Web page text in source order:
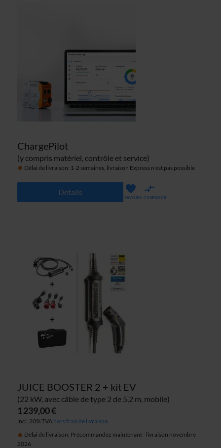
ChargePilot
(y compris matériel, contrôle et service)
Délai de livraison: 1-2 semaines, livraison Express n'est pas possible
Details
FAVORIS COMPARER
JUICE BOOSTER 2 + kit EV
(22 kW, avec câble de type 2 de 5,2 m, mobile)
1 239,00 €
incl. 20% TVA hors frais de livraison
Délai de livraison: Précommandez maintenant - livraison novembre
2026